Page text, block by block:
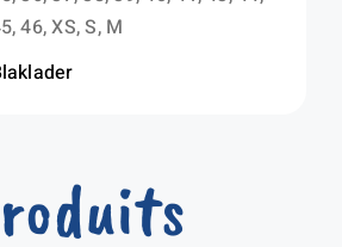
46, XS, S, M